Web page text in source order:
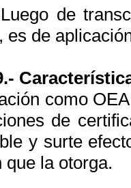
Luego de
es de
como
de
y surte
que la otorga.